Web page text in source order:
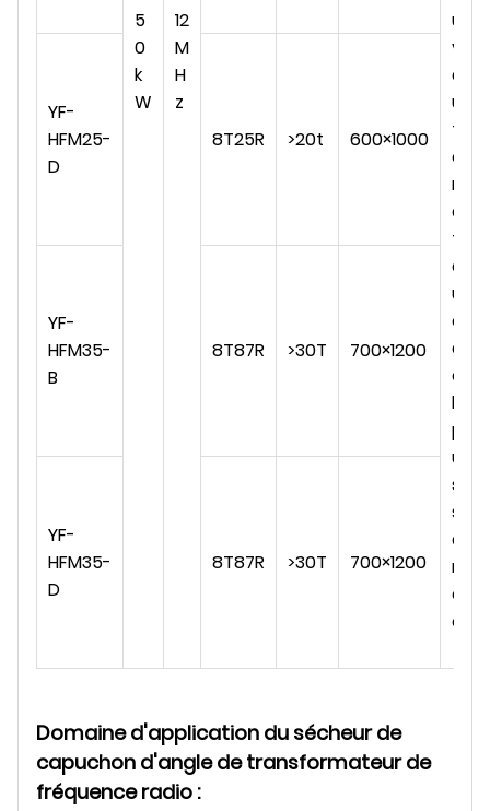
5
0
k
W
12
M
H
z
ui
vi
a
u
t
o
m
a
ti
q
u
e
d
e
la
p
ui
s
s
a
n
c
e
YF-
HFM25-
D
8T25R >20t 600×1000
YF-
HFM35-
B
8T87R >30T 700×1200
YF-
HFM35-
D
8T87R >30T 700×1200
Domaine d'application du sécheur de
capuchon d'angle de transformateur de
fréquence radio :